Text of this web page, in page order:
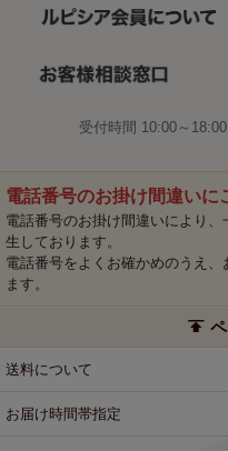
受付時間 10:00～
電話番号のお掛け間違いに
電話番号のお掛け間違いにより
生しております。
電話番号をよくお確かめのうえ
ます。
送料について
お届け時間帯指定